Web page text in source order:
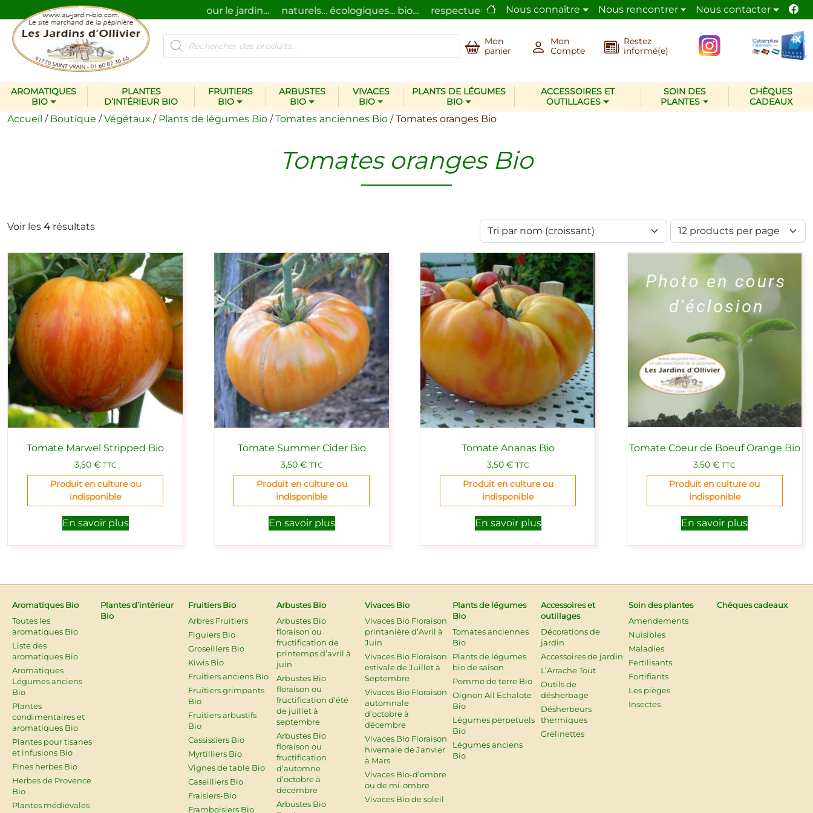
Des plantes et des produits pour le jardin… naturels… écologiques… bio… respectueux de l’homme et de la nature. La pépinière Les Jardins d’Ollivier
Nous connaître Nous rencontrer Nous contacter
Recherche
de
produits
Mon
panier
Mon
Compte
Restez
informé(e)
AROMATIQUES
BIO
PLANTES
D’INTÉRIEUR BIO
FRUITIERS
BIO
ARBUSTES
BIO
VIVACES
BIO
PLANTS DE LÉGUMES
BIO
ACCESSOIRES ET
OUTILLAGES
SOIN DES
PLANTES
CHÈQUES
CADEAUX
Accueil / Boutique /Végétaux / Plants de légumes Bio /Tomates anciennes Bio / Tomates oranges Bio
Tomates oranges Bio
Voir les 4 résultats
Tomate Marwel Stripped Bio
3,50 € TTC
Produit en culture ou
indisponible
En savoir plus
Tomate Summer Cider Bio
3,50 € TTC
Produit en culture ou
indisponible
En savoir plus
Tomate Ananas Bio
3,50 € TTC
Produit en culture ou
indisponible
En savoir plus
Tomate Coeur de Boeuf Orange Bio
3,50€ TTC
Produit en culture ou
indisponible
En savoir plus
Aromatiques Bio
Toutes les
aromatiques Bio
Liste des
aromatiques Bio
Aromatiques
Légumes anciens
Bio
Plantes
condimentaires et
aromatiques Bio
Plantes pour tisanes
et infusions Bio
Fines herbes Bio
Herbes de Provence
Bio
Plantes médiévales
Plantes d’intérieur
Bio
Fruitiers Bio
Arbres Fruitiers
Figuiers Bio
Groseillers Bio
Kiwis Bio
Fruitiers anciens Bio
Fruitiers grimpants
Bio
Fruitiers arbustifs
Bio
Cassissiers Bio
Myrtilliers Bio
Vignes de table Bio
Caseilliers Bio
Fraisiers-Bio
Framboisiers Bio
Arbustes Bio
Arbustes Bio
floraison ou
fructification de
printemps d’avril à
juin
Arbustes Bio
floraison ou
fructification d’été
de juillet à
septembre
Arbustes Bio
floraison ou
fructification
d’automne
d’octobre à
décembre
Arbustes Bio
Vivaces Bio
Vivaces Bio Floraison
printanière d’Avril à
Juin
Vivaces Bio Floraison
estivale de Juillet à
Septembre
Vivaces Bio Floraison
automnale
d’octobre à
décembre
Vivaces Bio Floraison
hivernale de Janvier
à Mars
Vivaces Bio-d’ombre
ou de mi-ombre
Vivaces Bio de soleil
Plants de légumes
Bio
Tomates anciennes
Bio
Plants de légumes
bio de saison
Pomme de terre Bio
Oignon Ail Echalote
Bio
Légumes perpetuels
Bio
Légumes anciens
Bio
Accessoires et
outillages
Décorations de
jardin
Accessoires de jardin
L’Arrache Tout
Outils de
désherbage
Désherbeurs
thermiques
Grelinettes
Soin des plantes
Amendements
Nuisibles
Maladies
Fertilisants
Fortifiants
Les pièges
Insectes
Chèques cadeaux